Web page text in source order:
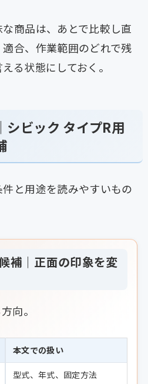
商品は、あとで比較し直
合、作業範囲のどれで残
る状態にしておく。
シビック タイプR用
と用途を読みやすいもの
補｜正面の印象を変
向。
本文での扱い
型式、年式、固定方法